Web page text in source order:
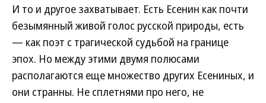
И то и другое захватывает. Есть Есенин как почти
безымянный живой голос русской природы, есть
— как поэт с трагической судьбой на границе
эпох. Но между этими двумя полюсами
располагаются еще множество других Есениных, и
они странны. Не сплетнями про него, не